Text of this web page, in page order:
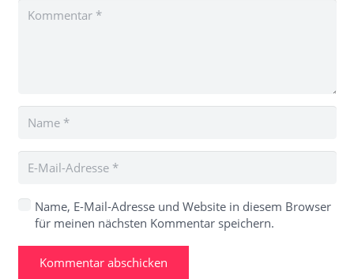
Name, E-Mail-Adresse und Website in diesem Browser
für meinen nächsten Kommentar speichern.
Kommentar abschicken